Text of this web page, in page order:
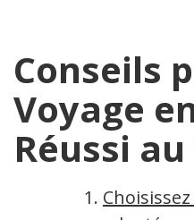
Conseils
Voyage
Réussi